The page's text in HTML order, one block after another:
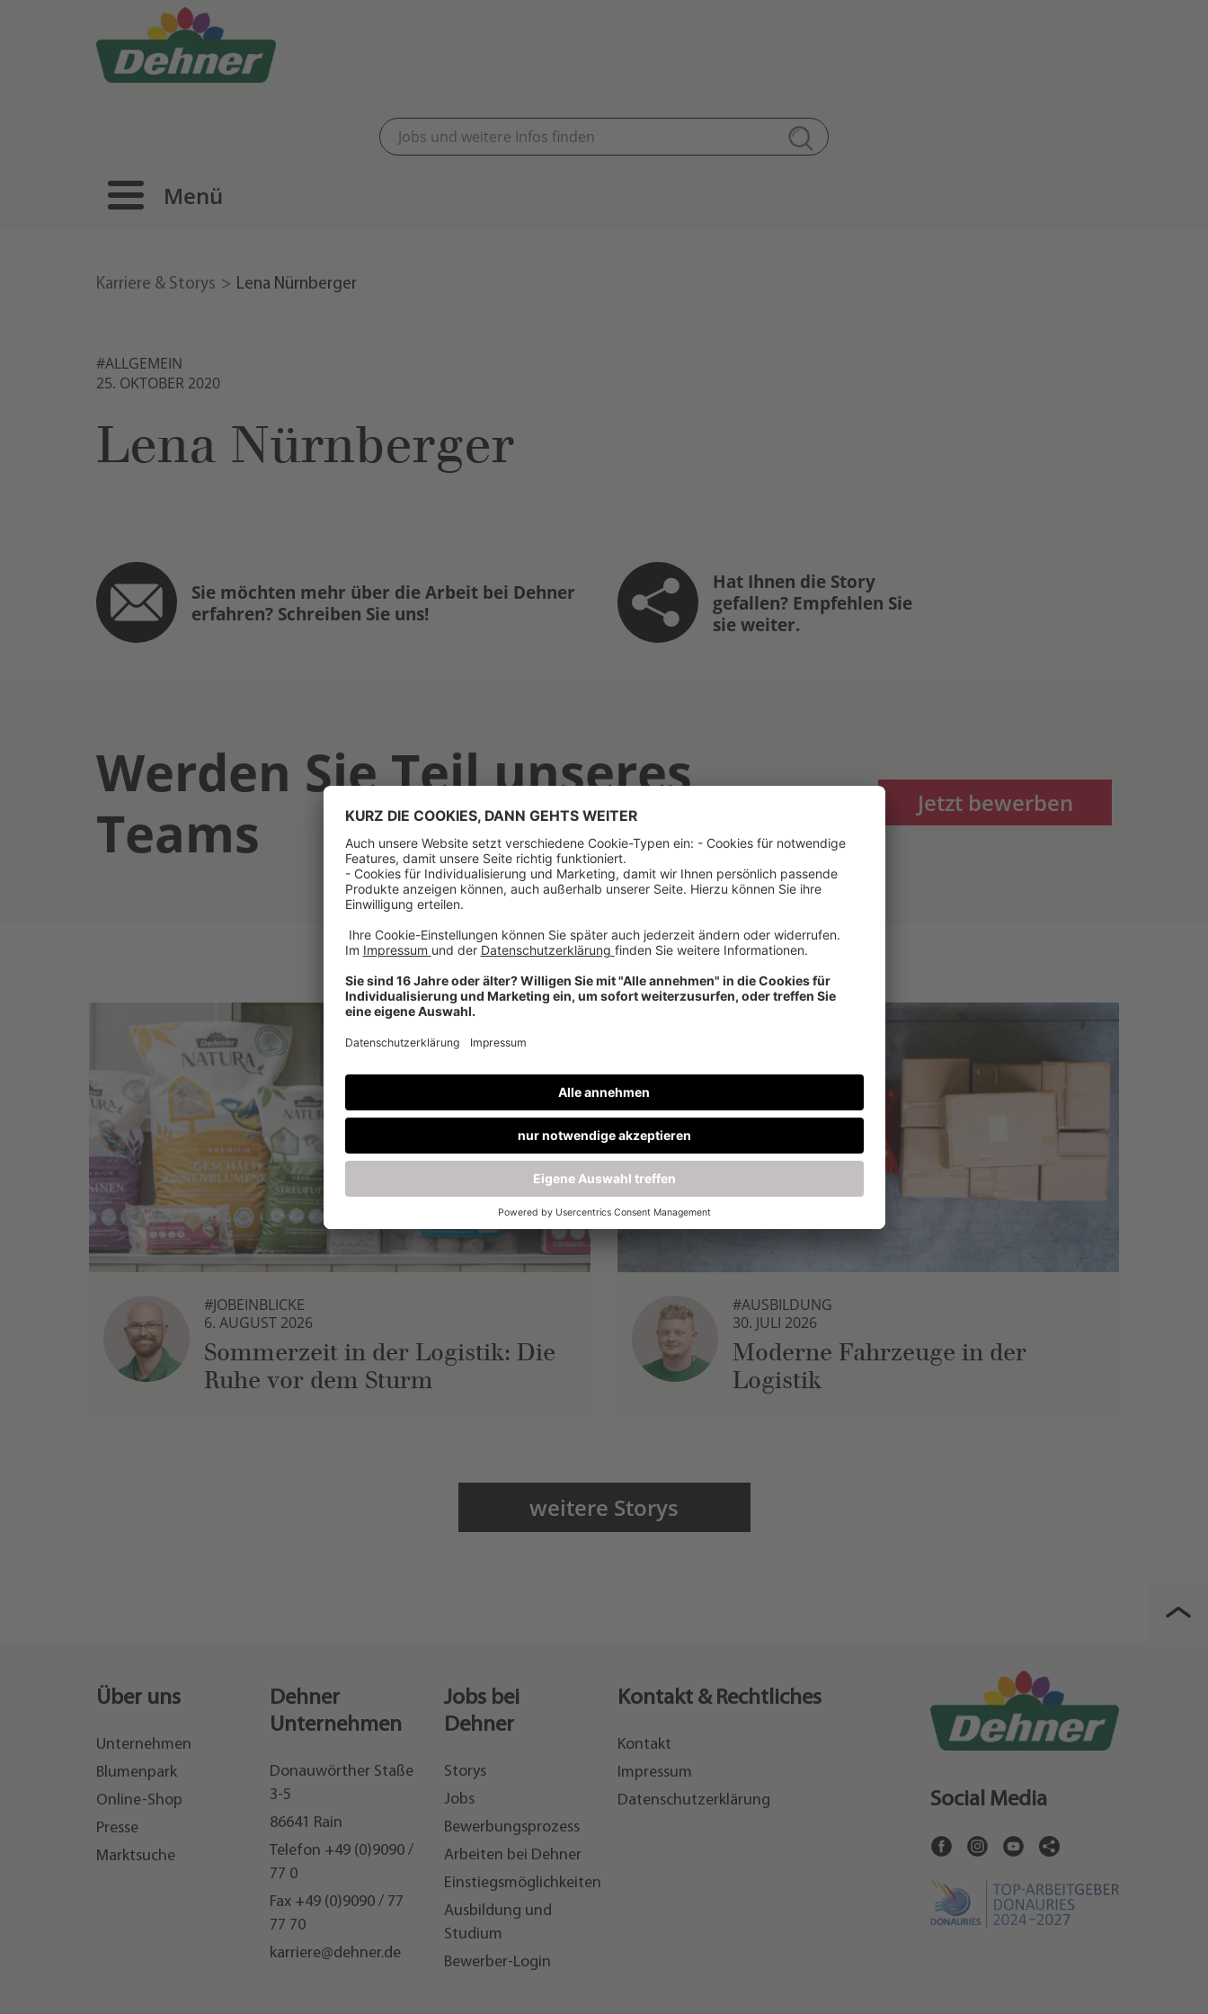
Menü
Karriere & Storys Lena Nürnberger
#ALLGEMEIN
25. OKTOBER 2020
Lena Nürnberger
Sie möchten mehr über die Arbeit bei Dehner
erfahren? Schreiben Sie uns!
Hat Ihnen die Story
gefallen? Empfehlen Sie
sie weiter.
Werden Sie Teil unseres
Teams
Jetzt bewerben
#JOBEINBLICKE
6. AUGUST 2026
Sommerzeit in der Logistik: Die
Ruhe vor dem Sturm
#AUSBILDUNG
30. JULI 2026
Moderne Fahrzeuge in der
Logistik
weitere Storys
Über uns
Unternehmen
Blumenpark
Online-Shop
Presse
Marktsuche
Dehner
Unternehmen
Donauwörther Staße
3-5
86641 Rain
Telefon +49 (0)9090 /
77 0
Fax +49 (0)9090 / 77
77 70
karriere@dehner.de
Jobs bei
Dehner
Storys
Jobs
Bewerbungsprozess
Arbeiten bei Dehner
Einstiegsmöglichkeiten
Ausbildung und
Studium
Bewerber-Login
Kontakt & Rechtliches
Kontakt
Impressum
Datenschutzerklärung
Social Media